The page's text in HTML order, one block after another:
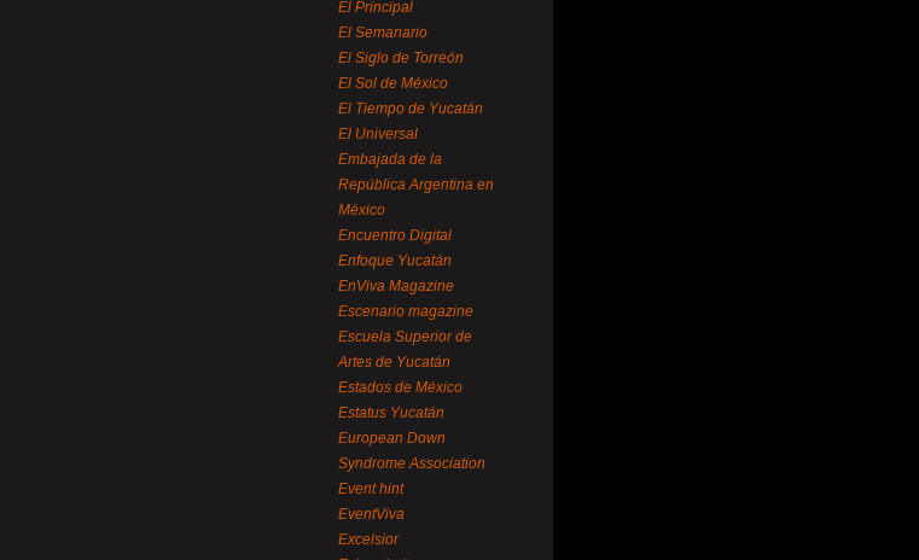
El Principal
El Semanario
El Siglo de Torreón
El Sol de México
El Tiempo de Yucatán
El Universal
Embajada de la
República Argentina en
México
Encuentro Digital
Enfoque Yucatán
EnViva Magazine
Escenario magazine
Escuela Superior de
Artes de Yucatán
Estados de México
Estatus Yucatán
European Down
Syndrome Association
Event hint
EventViva
Excelsior